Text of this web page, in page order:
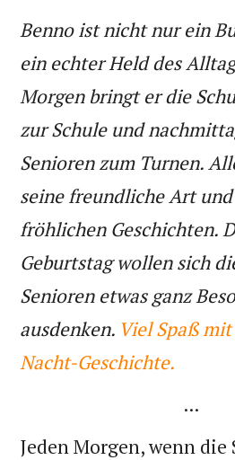
Benno ist nicht nur ein
ein echter Held des
Morgen bringt er die
zur Schule und
Senioren zum Turnen.
seine freundliche Art
fröhlichen Geschichten.
Geburtstag wollen sich
Senioren etwas ganz
ausdenken. Viel Spaß
Nacht-Geschichte.
...
Jeden Morgen, wenn die